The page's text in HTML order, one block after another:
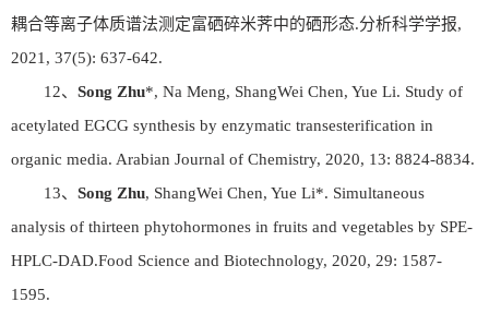
耦合等离子体质谱法测定富硒碎米荠中的硒形态.分析科学学报,
2021, 37(5): 637-642.
12、 Song Zhu*, Na Meng, ShangWei Chen, Yue Li. Study of
acetylated EGCG synthesis by enzymatic transesterification in
organic media. Arabian Journal of Chemistry, 2020, 13: 8824-8834.
13、 Song Zhu, ShangWei Chen, Yue Li*. Simultaneous
analysis of thirteen phytohormones in fruits and vegetables by SPE-
HPLC-DAD.Food Science and Biotechnology, 2020, 29: 1587-
1595.